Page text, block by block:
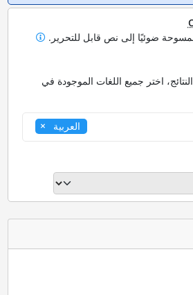
ضوئيًا إلى نص قابل للتحرير.
اختر جميع اللغات الموجودة في
العربية